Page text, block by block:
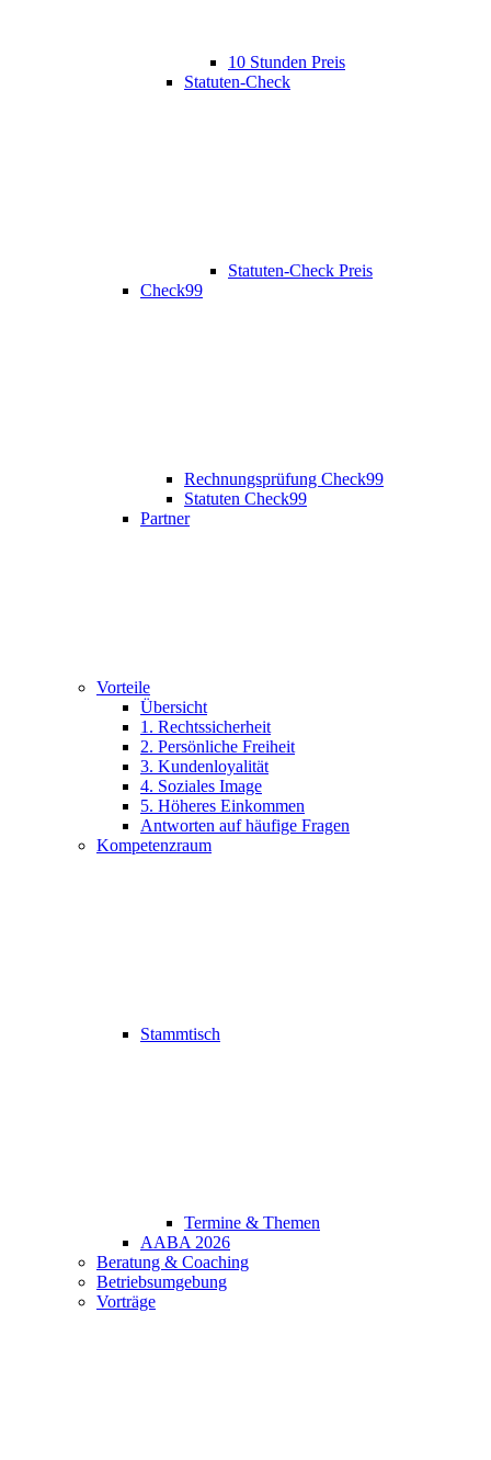
10 Stunden Preis
Statuten-Check
Statuten-Check Preis
Check99
Rechnungsprüfung Check99
Statuten Check99
Partner
Vorteile
Übersicht
1. Rechtssicherheit
2. Persönliche Freiheit
3. Kundenloyalität
4. Soziales Image
5. Höheres Einkommen
Antworten auf häufige Fragen
Kompetenzraum
Stammtisch
Termine & Themen
AABA 2026
Beratung & Coaching
Betriebsumgebung
Vorträge